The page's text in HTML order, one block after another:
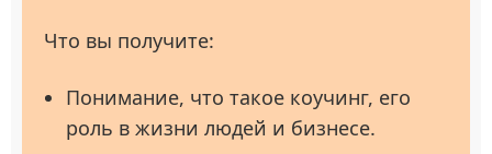
Что вы получите:
Понимание, что такое коучинг, его
роль в жизни людей и бизнесе.